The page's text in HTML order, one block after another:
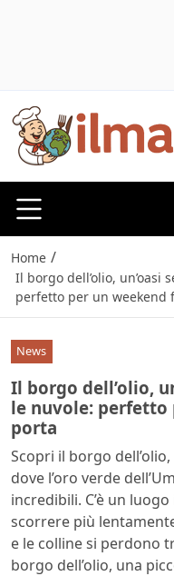
Home /
Il borgo dell’olio, un’oasi
perfetto per un weekend
News
Il borgo dell’olio,
le nuvole: perfetto
porta
Scopri il borgo
dove l’oro verde
incredibili. C’è un
scorrere più
e le colline si perdono
borgo dell’olio, una